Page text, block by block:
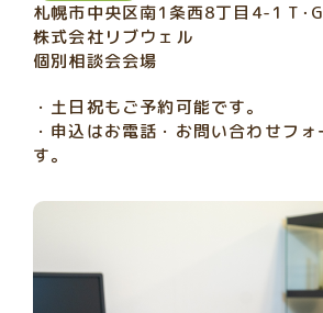
札幌市中央区南1条西8丁目4-1 T･
株式会社リブウェル
個別相談会会場
・土日祝もご予約可能です。
・申込はお電話・お問い合わせフ
す。